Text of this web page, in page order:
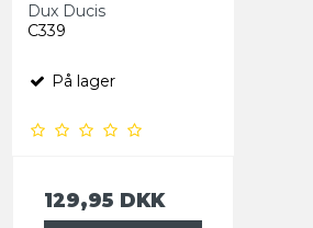
Dux Ducis
C339
På lager
129,95 DKK